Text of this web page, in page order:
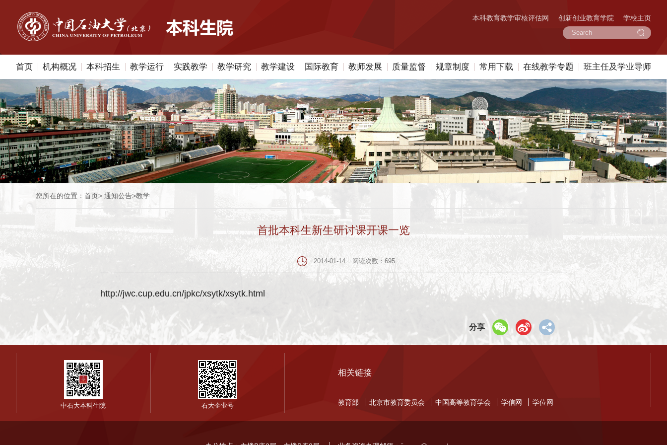
本科教育教学审核评估网 创新创业教育学院 学校主页
首页 机构概况 本科招生 教学运行 实践教学 教学研究 教学建设 国际教育 教师发展 质量监督 规章制度 常用下载 在线教学专题 班主任及学业导师
您所在的位置： 首页> 通知公告>教学
首批本科生新生研讨课开课一览
2014-01-14 阅读次数： 695
http://jwc.cup.edu.cn/jpkc/xsytk/xsytk.html
分享
相关链接
教育部 北京市教育委员会 中国高等教育学会 学信网 学位网
中石大本科生院 石大企业号